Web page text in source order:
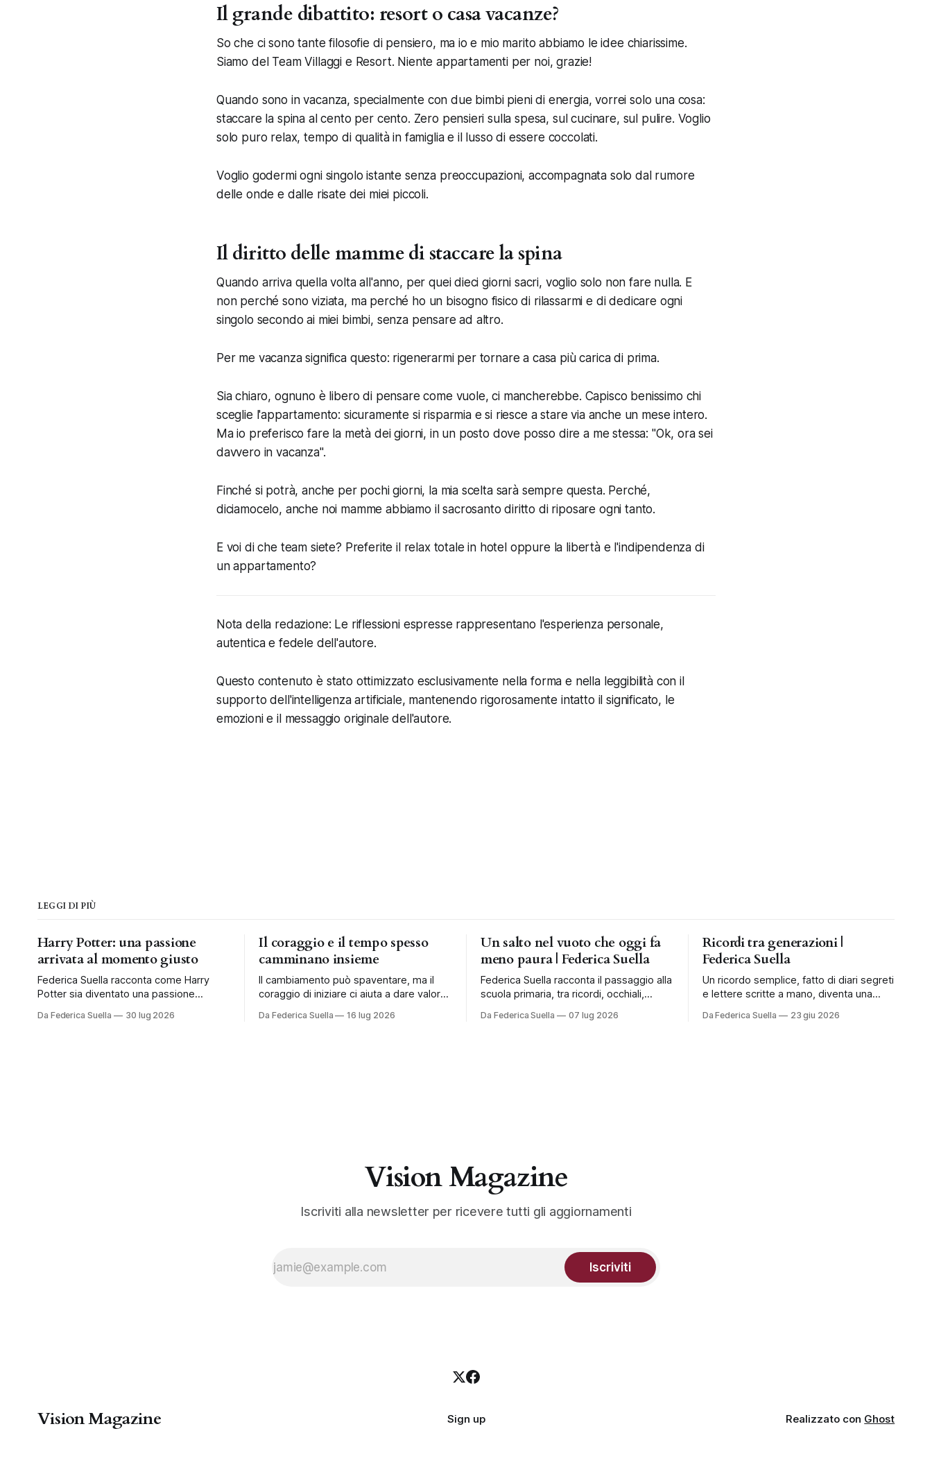
Il grande dibattito: resort o casa vacanze?
So che ci sono tante filosofie di pensiero, ma io e mio marito abbiamo le idee chiarissime.
Siamo del Team Villaggi e Resort. Niente appartamenti per noi, grazie!
Quando sono in vacanza, specialmente con due bimbi pieni di energia, vorrei solo una cosa:
staccare la spina al cento per cento. Zero pensieri sulla spesa, sul cucinare, sul pulire. Voglio
solo puro relax, tempo di qualità in famiglia e il lusso di essere coccolati.
Voglio godermi ogni singolo istante senza preoccupazioni, accompagnata solo dal rumore
delle onde e dalle risate dei miei piccoli.
Il diritto delle mamme di staccare la spina
Quando arriva quella volta all'anno, per quei dieci giorni sacri, voglio solo non fare nulla. E
non perché sono viziata, ma perché ho un bisogno fisico di rilassarmi e di dedicare ogni
singolo secondo ai miei bimbi, senza pensare ad altro.
Per me vacanza significa questo: rigenerarmi per tornare a casa più carica di prima.
Sia chiaro, ognuno è libero di pensare come vuole, ci mancherebbe. Capisco benissimo chi
sceglie l'appartamento: sicuramente si risparmia e si riesce a stare via anche un mese intero.
Ma io preferisco fare la metà dei giorni, in un posto dove posso dire a me stessa: "Ok, ora sei
davvero in vacanza".
Finché si potrà, anche per pochi giorni, la mia scelta sarà sempre questa. Perché,
diciamocelo, anche noi mamme abbiamo il sacrosanto diritto di riposare ogni tanto.
E voi di che team siete? Preferite il relax totale in hotel oppure la libertà e l'indipendenza di
un appartamento?
Nota della redazione: Le riflessioni espresse rappresentano l'esperienza personale,
autentica e fedele dell'autore.
Questo contenuto è stato ottimizzato esclusivamente nella forma e nella leggibilità con il
supporto dell'intelligenza artificiale, mantenendo rigorosamente intatto il significato, le
emozioni e il messaggio originale dell'autore.
LEGGI DI PIÙ
Harry Potter: una passione
arrivata al momento giusto
Federica Suella racconta come Harry
Potter sia diventato una passione
anno in famiglia.
Da Federica Suella 30 lug 2026
Il coraggio e il tempo spesso
camminano insieme
Il cambiamento può spaventare, ma il
coraggio di iniziare ci aiuta a dare valore
Da Federica Suella 16 lug 2026
Un salto nel vuoto che oggi fa
meno paura | Federica Suella
Federica Suella racconta il passaggio alla
scuola primaria, tra ricordi, occhiali,
bambini.
Da Federica Suella 07 lug 2026
Ricordi tra generazioni |
Federica Suella
Un ricordo semplice, fatto di diari segreti
e lettere scritte a mano, diventa una
Da Federica Suella 23 giu 2026
Vision Magazine
Iscriviti alla newsletter per ricevere tutti gli aggiornamenti
Iscriviti
Vision Magazine Sign up Realizzato con Ghost